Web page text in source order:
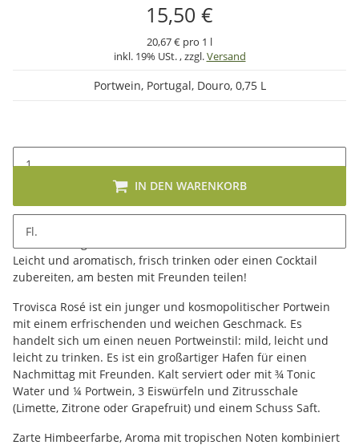
15,50 €
20,67 € pro 1 l
inkl. 19% USt. , zzgl.Versand
Portwein, Portugal, Douro, 0,75 L
Fl.
IN DEN WARENKORB
Beschreibung
Leicht und aromatisch, frisch trinken oder einen Cocktail
zubereiten, am besten mit Freunden teilen!
Trovisca Rosé ist ein junger und kosmopolitischer Portwein
mit einem erfrischenden und weichen Geschmack. Es
handelt sich um einen neuen Portweinstil: mild, leicht und
leicht zu trinken. Es ist ein großartiger Hafen für einen
Nachmittag mit Freunden. Kalt serviert oder mit ¾ Tonic
Water und ¼ Portwein, 3 Eiswürfeln und Zitrusschale
(Limette, Zitrone oder Grapefruit) und einem Schuss Saft.
Zarte Himbeerfarbe, Aroma mit tropischen Noten kombiniert